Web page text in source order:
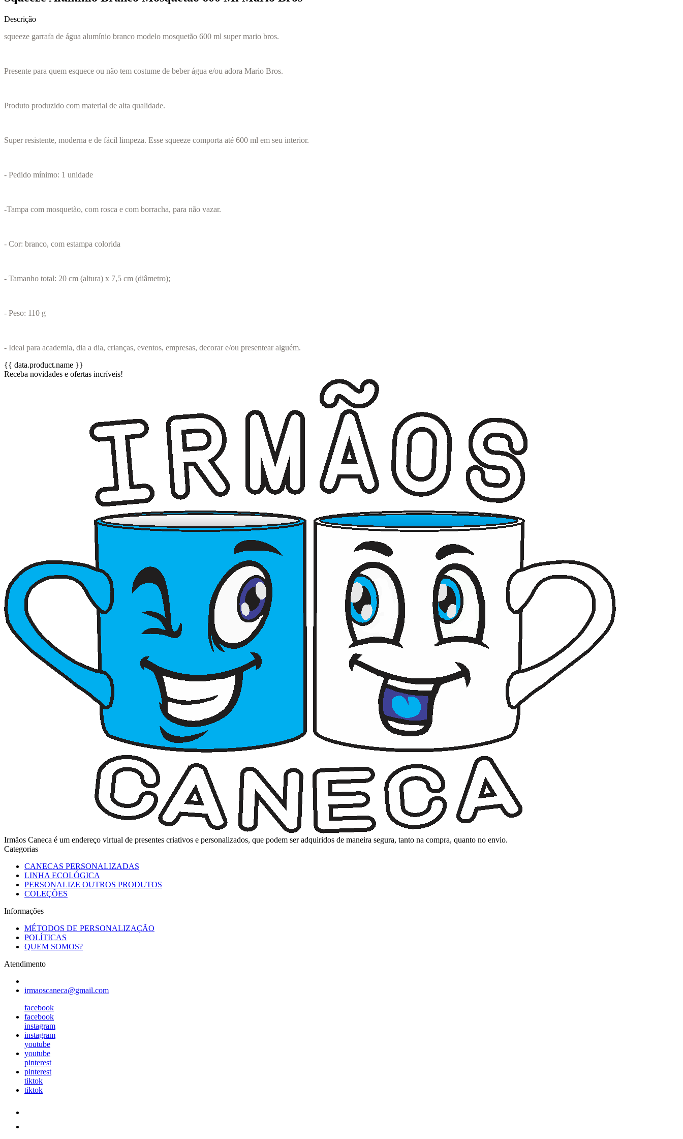
Descrição
squeeze garrafa de água alumínio branco modelo mosquetão 600 ml super mario bros.
Presente para quem esquece ou não tem costume de beber água e/ou adora Mario Bros.
Produto produzido com material de alta qualidade.
Super resistente, moderna e de fácil limpeza. Esse squeeze comporta até 600 ml em seu interior.
- Pedido mínimo: 1 unidade
-Tampa com mosquetão, com rosca e com borracha, para não vazar.
- Cor: branco, com estampa colorida
- Tamanho total: 20 cm (altura) x 7,5 cm (diâmetro);
- Peso: 110 g
- Ideal para academia, dia a dia, crianças, eventos, empresas, decorar e/ou presentear alguém.
{{ data.product.name }}
Receba novidades e ofertas incríveis!
Irmãos Caneca é um endereço virtual de presentes criativos e personalizados, que podem ser adquiridos de maneira segura, tanto na compra, quanto no envio.
Categorias
CANECAS PERSONALIZADAS
LINHA ECOLÓGICA
PERSONALIZE OUTROS PRODUTOS
COLEÇÕES
Informações
MÉTODOS DE PERSONALIZAÇÃO
POLÍTICAS
QUEM SOMOS?
Atendimento
irmaoscaneca@gmail.com
facebook
facebook
instagram
instagram
youtube
youtube
pinterest
pinterest
tiktok
tiktok